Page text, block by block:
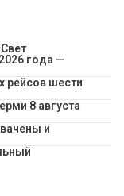
года —
рейсов шести
8 августа
и